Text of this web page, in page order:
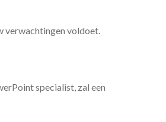
verwachtingen voldoet.
specialist, zal een